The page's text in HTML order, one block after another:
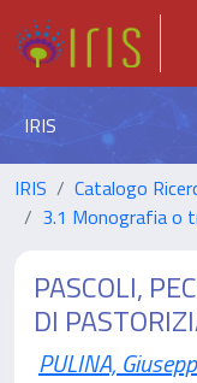
IRIS
IRIS Catalogo
3.1 Monografia o
PASCOLI,
DI
PULINA,